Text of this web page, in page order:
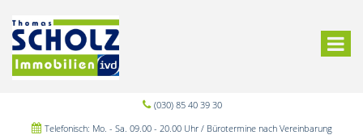
(030) 85 40 39 30
Telefonisch: Mo. - Sa. 09.00 - 20.00 Uhr / Bürotermine nach Vereinbarung